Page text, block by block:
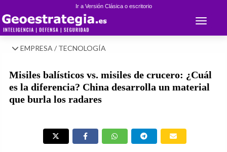
Ir a Versión Clásica o escritorio
Toggle
EMPRESA / TECNOLOGÍA
Misiles balísticos vs. misiles de crucero: ¿Cuál
es la diferencia? China desarrolla un material
que burla los radares